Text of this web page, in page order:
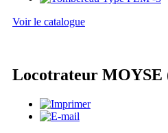
Voir le catalogue
Locotrateur MOYSE